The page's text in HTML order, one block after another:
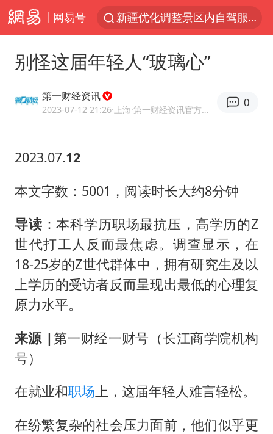
网易号
新疆优化调整景区内自驾服务费
情侣平潭拍日出坠崖1死1伤
郑丽文：台湾从来没有“独立”过
几元成本的AI广告导致千万市值蒸发
酒店回应车内过夜被收150元
“不怕六爷挂得多 就怕六爷挂一颗”
乐享全民健身 共筑健康中国
别怪这届年轻人“玻璃心”
第一财经资讯
2023-07-12 21:26·上海 ·第一财经资讯官方网易号
0
2023.07.12
本文字数：5001，阅读时长大约8分钟
导读 ：本科学历职场最抗压，高学历的Z
世代打工人反而最焦虑。调查显示，在
18-25岁的Z世代群体中，拥有研究生及以
上学历的受访者反而呈现出最低的心理复
原力水平。
来源 | 第一财经一财号（长江商学院机构
号）
在就业和职场上，这届年轻人难言轻松。
在纷繁复杂的社会压力面前，他们似乎更